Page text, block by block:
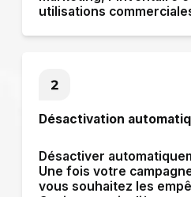
utilisations
Désactivation
Désactiver
Une fois votre
vous souhaitez les
This website uses
our Cookie Policy.
ACCEPT ALL
SHOW DETAILS